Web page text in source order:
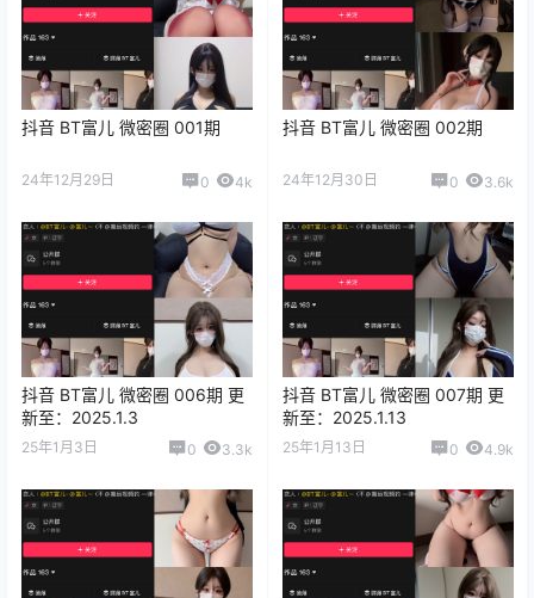
抖音 BT富儿 微密圈 001期
24年12月29日 0 4k
抖音 BT富儿 微密圈 002期
24年12月30日 0 3.6k
抖音 BT富儿 微密圈 006期 更
新至：2025.1.3
25年1月3日 0 3.3k
抖音 BT富儿 微密圈 007期 更
新至：2025.1.13
25年1月13日 0 4.9k